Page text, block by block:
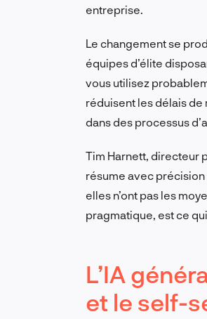
entreprise.
Le changement se
équipes d’élite
vous utilisez
réduisent les délais de
dans des processus
Tim Harnett, directeur
résume avec précision
elles n’ont pas les
pragmatique, est ce
L’IA
et le self-